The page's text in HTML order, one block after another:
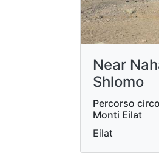
Near
Shlomo
Percorso
Monti Eilat
Eilat